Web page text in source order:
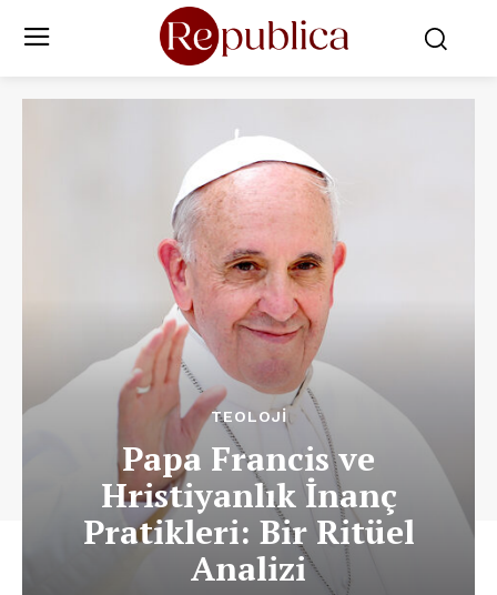
TEOLOJI
Papa Francis ve
Hristiyanlık İnanç
Pratikleri: Bir Ritüel
Analizi